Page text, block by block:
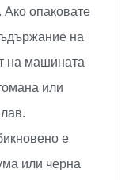
опаковате
на
на машината
или
е
или черна